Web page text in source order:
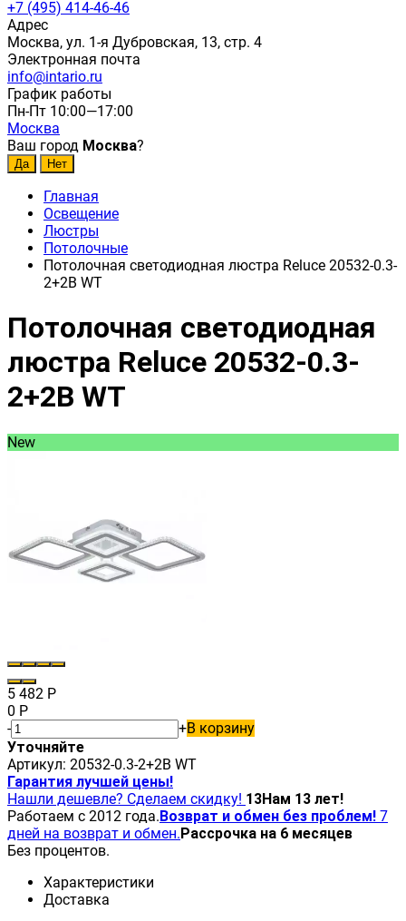
+7 (495) 414-46-46
Адрес
Москва, ул. 1-я Дубровская, 13, стр. 4
Электронная почта
info@intario.ru
График работы
Пн-Пт 10:00—17:00
Москва
Ваш город Москва?
Главная
Освещение
Люстры
Потолочные
Потолочная светодиодная люстра Reluce 20532-0.3-
2+2B WT
Потолочная светодиодная
люстра Reluce 20532-0.3-
2+2B WT
New
5 482 Р
0 Р
-
+В корзину
Уточняйте
Артикул: 20532-0.3-2+2B WT
Гарантия лучшей цены!
Нашли дешевле? Сделаем скидку! 13Нам 13 лет!
Работаем с 2012 года.Возврат и обмен без проблем! 7
дней на возврат и обмен.Рассрочка на 6 месяцев
Без процентов.
Характеристики
Доставка